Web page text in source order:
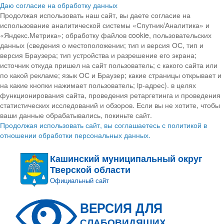
Даю согласие на обработку данных
Продолжая использовать наш сайт, вы даете согласие на
использование аналитической системы «Спутник/Аналитика» и
«Яндекс.Метрика»; обработку файлов cookie, пользовательских
данных (сведения о местоположении; тип и версия ОС, тип и
версия Браузера; тип устройства и разрешение его экрана;
источник откуда пришел на сайт пользователь; с какого сайта или
по какой рекламе; язык ОС и Браузер; какие страницы открывает и
на какие кнопки нажимает пользователь; ip-адрес). в целях
функционирования сайта, проведения ретаргетинга и проведения
статистических исследований и обзоров. Если вы не хотите, чтобы
ваши данные обрабатывались, покиньте сайт.
Продолжая использовать сайт, вы соглашаетесь с политикой в
отношении обработки персональных данных.